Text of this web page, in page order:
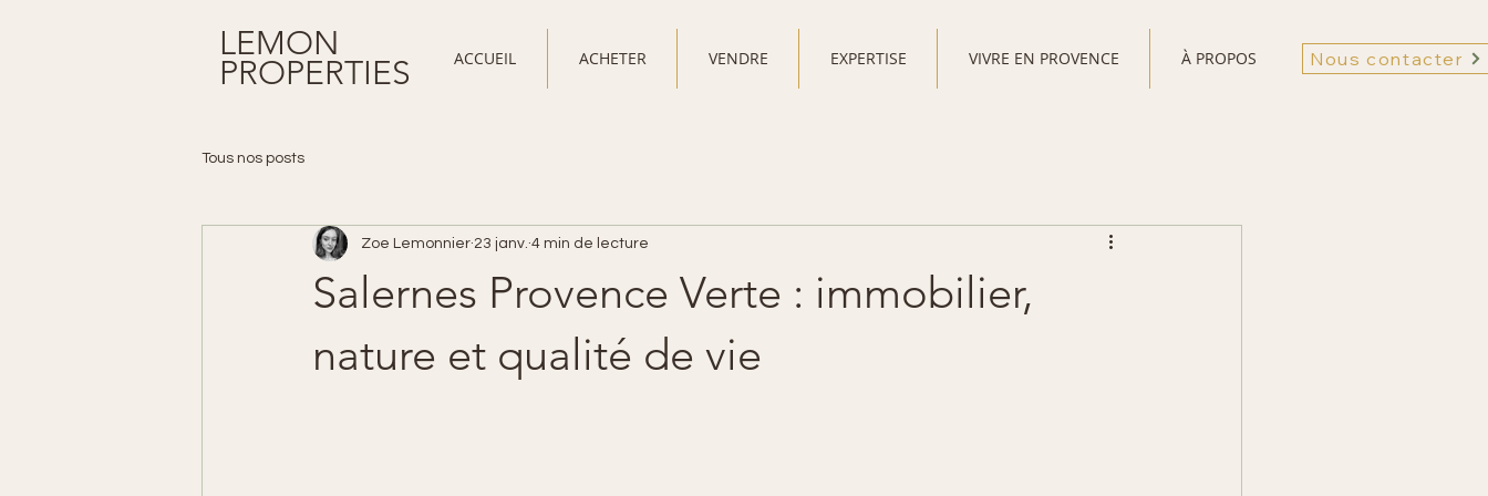
LEMON
PROPERTIES ACCUEIL ACHETER VENDRE EXPERTISE VIVRE EN PROVENCE À PROPOS Nous contacter
Tous nos posts
Salernes Provence Verte : immobilier,
nature et qualité de vie
Zoe Lemonnier 23 janv. 4 min de lecture